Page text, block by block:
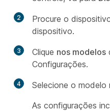
2
Procure o
dispositivo.
3 Clique nos modelos
Configurações.
4
Selecione o modelo
As configurações